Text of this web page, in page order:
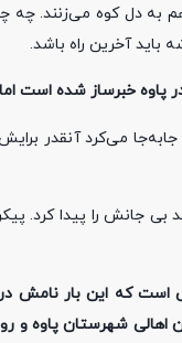
به دل کوه می‌زنند. چه
باید آخرین راه باشد.
پاوه خبرساز شده است
بی جانش را پیدا
شهرستان پاوه و